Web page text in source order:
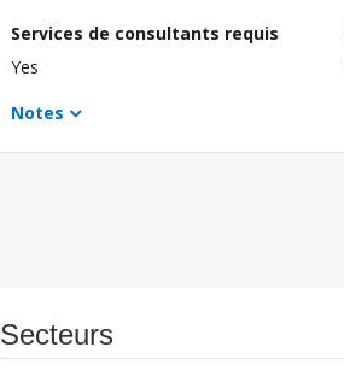
Services de consultants requis
Yes
Notes
Secteurs